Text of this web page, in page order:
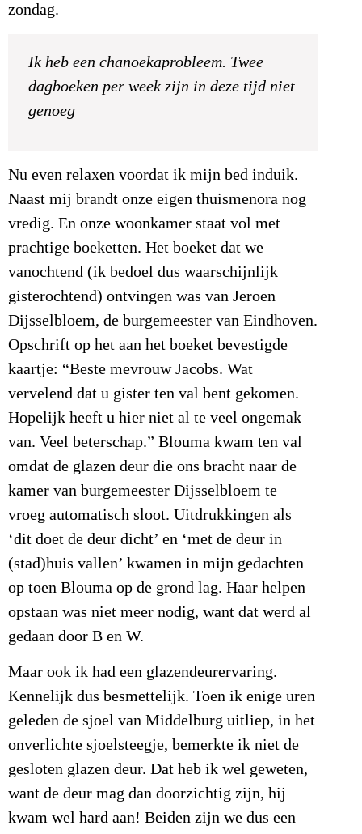
zondag.
Ik heb een chanoekaprobleem. Twee
dagboeken per week zijn in deze tijd niet
genoeg
Nu even relaxen voordat ik mijn bed induik.
Naast mij brandt onze eigen thuismenora nog
vredig. En onze woonkamer staat vol met
prachtige boeketten. Het boeket dat we
vanochtend (ik bedoel dus waarschijnlijk
gisterochtend) ontvingen was van Jeroen
Dijsselbloem, de burgemeester van Eindhoven.
Opschrift op het aan het boeket bevestigde
kaartje: “Beste mevrouw Jacobs. Wat
vervelend dat u gister ten val bent gekomen.
Hopelijk heeft u hier niet al te veel ongemak
van. Veel beterschap.” Blouma kwam ten val
omdat de glazen deur die ons bracht naar de
kamer van burgemeester Dijsselbloem te
vroeg automatisch sloot. Uitdrukkingen als
‘dit doet de deur dicht’ en ‘met de deur in
(stad)huis vallen’ kwamen in mijn gedachten
op toen Blouma op de grond lag. Haar helpen
opstaan was niet meer nodig, want dat werd al
gedaan door B en W.
Maar ook ik had een glazendeurervaring.
Kennelijk dus besmettelijk. Toen ik enige uren
geleden de sjoel van Middelburg uitliep, in het
onverlichte sjoelsteegje, bemerkte ik niet de
gesloten glazen deur. Dat heb ik wel geweten,
want de deur mag dan doorzichtig zijn, hij
kwam wel hard aan! Beiden zijn we dus een